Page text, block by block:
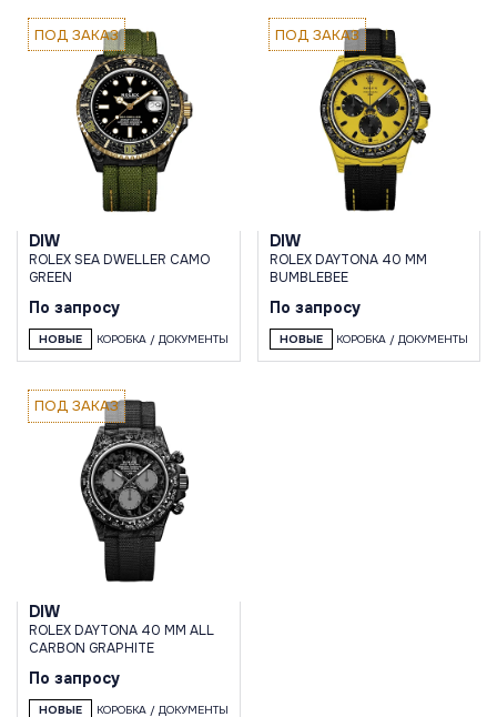
ПОД ЗАКАЗ
DIW
ROLEX SEA DWELLER CAMO
GREEN
По запросу
НОВЫЕ КОРОБКА / ДОКУМЕНТЫ
ПОД ЗАКАЗ
DIW
ROLEX DAYTONA 40 MM
BUMBLEBEE
По запросу
НОВЫЕ КОРОБКА / ДОКУМЕНТЫ
ПОД ЗАКАЗ
DIW
ROLEX DAYTONA 40 MM ALL
CARBON GRAPHITE
По запросу
НОВЫЕ КОРОБКА / ДОКУМЕНТЫ